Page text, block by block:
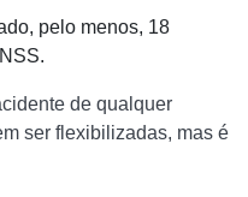
pelo menos, 18
de qualquer
ser flexibilizadas, mas é